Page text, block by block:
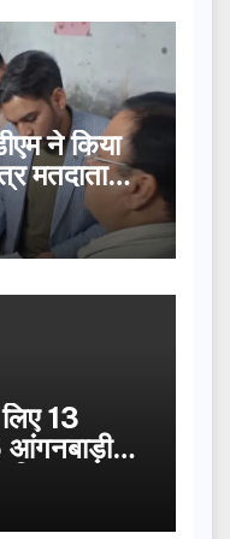
ने किया
मतदाता
13